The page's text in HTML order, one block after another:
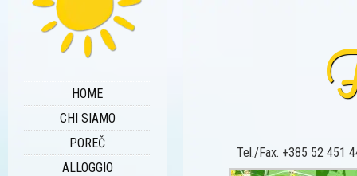
HOME
CHI SIAMO
POREČ
ALLOGGIO
Tel./Fax. +385 52 451